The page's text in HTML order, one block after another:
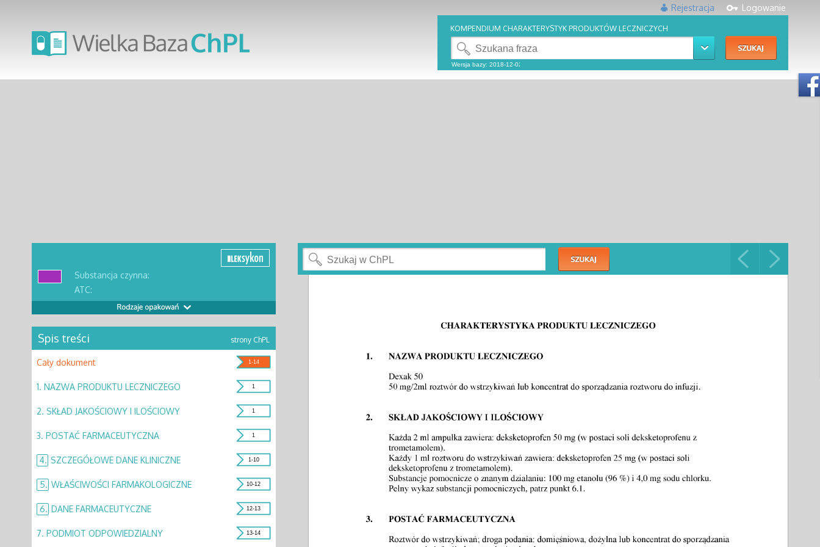
Logowanie
Rejestracja
KOMPENDIUM CHARAKTERYSTYK PRODUKTÓW LECZNICZYCH
Substancja czynna:
ATC:
Spis treści strony ChPL
Cały dokument 1-14
1. NAZWA PRODUKTU LECZNICZEGO 1
2. SKŁAD JAKOŚCIOWY I ILOŚCIOWY 1
3. POSTAĆ FARMACEUTYCZNA 1
4. SZCZEGÓŁOWE DANE KLINICZNE 1-10
5. WŁAŚCIWOŚCI FARMAKOLOGICZNE 10-12
6. DANE FARMACEUTYCZNE 12-13
7. PODMIOT ODPOWIEDZIALNY 13-14